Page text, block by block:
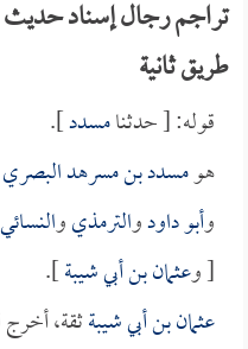
تراجم رجال إسناد حديث
طريق ثانية
قوله: [ حدثنامسدد].
هومسدد بن مسرهد البصري
وأبو داودوالترمذيوالنسائي
[ وعثمان بن أبي شيبة].
عثمان بن أبي شيبةثقة،